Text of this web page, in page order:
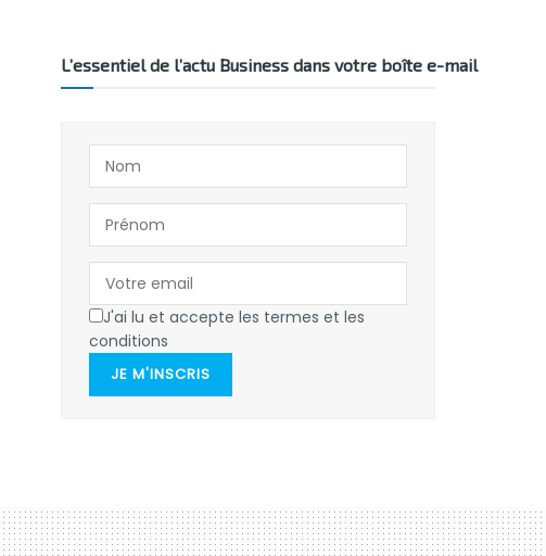
L’essentiel de l’actu Business dans votre boîte e-mail
J'ai lu et accepte les termes et les
conditions
JE M'INSCRIS